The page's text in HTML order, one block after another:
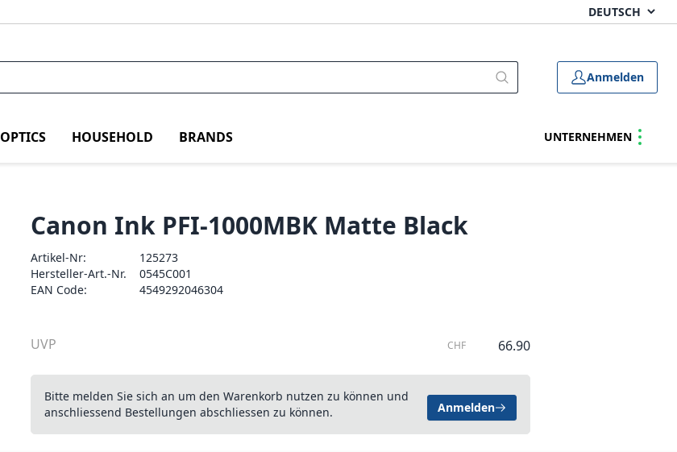
Anmelden
OPTICS HOUSEHOLD BRANDS UNTERNEHMEN
Canon Ink PFI-1000MBK Matte Black
Artikel-Nr:
125273
Hersteller-Art.-Nr.
0545C001
EAN Code:
4549292046304
UVP CHF 66.90
Bitte melden Sie sich an um den Warenkorb nutzen zu können und
anschliessend Bestellungen abschliessen zu können.
Anmelden